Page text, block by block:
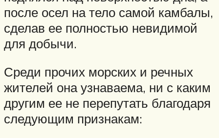
после осел на тело самой камбалы,
сделав ее полностью невидимой
для добычи.
Среди прочих морских и речных
жителей она узнаваема, ни с каким
другим ее не перепутать благодаря
следующим признакам: